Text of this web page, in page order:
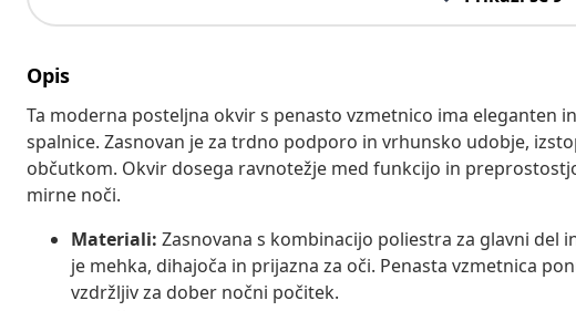
Opis
Ta moderna posteljna okvir s penasto vzmetnico ima eleganten
spalnice. Zasnovan je za trdno podporo in vrhunsko udobje,
občutkom. Okvir dosega ravnotežje med funkcijo in
mirne noči.
Materiali: Zasnovana s kombinacijo poliestra za glavni del
je mehka, dihajoča in prijazna za oči. Penasta vzmetnica
vzdržljiv za dober nočni počitek.